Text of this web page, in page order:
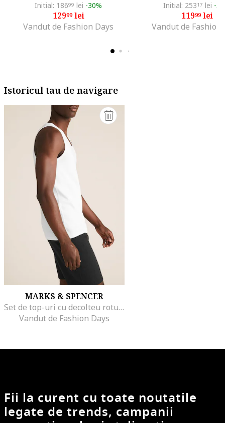
Initial: 18699 lei -30%
12999lei
Vandut de Fashion Days
Initial: 25317 lei -
11999lei
Vandut de Fashion
Istoricul tau de navigare
MARKS & SPENCER
Set de top-uri cu decolteu rotund - 3 piese, Alb
Vandut de Fashion Days
Fii la curent cu toate noutatile
legate de trends, campanii